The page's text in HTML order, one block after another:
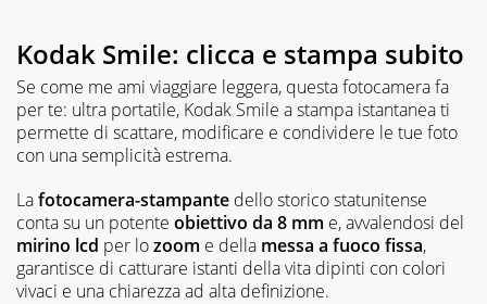
Kodak Smile: clicca e stampa subito
Se come me ami viaggiare leggera, questa fotocamera fa
per te: ultra portatile, Kodak Smile a stampa istantanea ti
permette di scattare, modificare e condividere le tue foto
con una semplicità estrema.
Lafotocamera-stampante dello storico statunitense
conta su un potente obiettivo da 8 mm e, avvalendosi del
mirino lcd per lozoom e della messa a fuoco fissa,
garantisce di catturare istanti della vita dipinti con colori
vivaci e una chiarezza ad alta definizione.